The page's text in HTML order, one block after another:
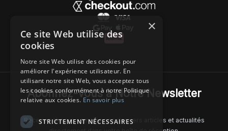
Abonnez-Vous à Notre Newsletter
Recevez chaque semaine nos derniers articles et actualités
×
Ce site Web utilise des
cookies
Notre site Web utilise des cookies pour
améliorer l'expérience utilisateur. En
utilisant notre site Web, vous acceptez tous
les cookies conformément à notre Politique
relative aux cookies.En savoir plus
STRICTEMENT NÉCESSAIRES